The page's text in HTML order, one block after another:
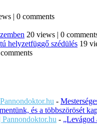
| 0 comments
20 views | 0
helyzetfüggő szédülés 19
-
és a többszörösét
-